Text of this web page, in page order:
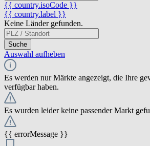
{{ country.isoCode }}
{{ country.label }}
Keine Länder gefunden.
Suche
Auswahl aufheben
Es werden nur Märkte angezeigt, die Ihre
verfügbar haben.
Es wurden leider keine passender Markt
{{ errorMessage }}